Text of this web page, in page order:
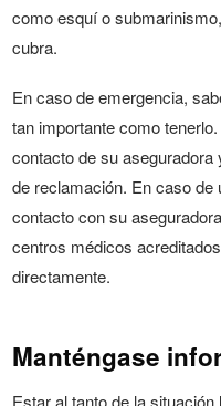
como esquí o
cubra.
En caso de emergencia,
tan importante como
contacto de su
de reclamación. En caso
contacto con su
centros médicos
directamente.
Manténgase
Estar al tanto de la